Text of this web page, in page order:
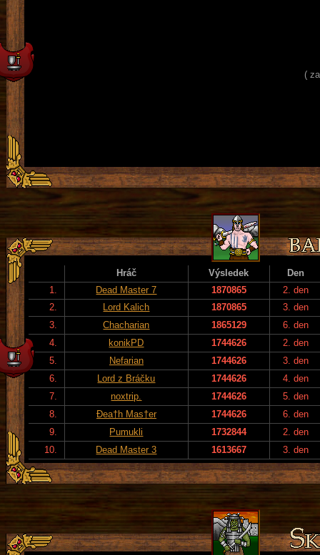
(
Hráč Výsledek
Den
1.
Dead Master 7 1870865
2. den
2.
Lord Kalich 1870865
3. den
3.
Chacharian 1865129
6. den
4.
konikPD 1744626
2. den
5.
Nefarian 1744626
3. den
6.
Lord z Bráčku 1744626
4. den
7.
noxtrip. 1744626
5. den
8.
Đea†h Mas†er 1744626
6. den
9.
Pumukli 1732844
2. den
10.
Dead Master 3 1613667 3. den